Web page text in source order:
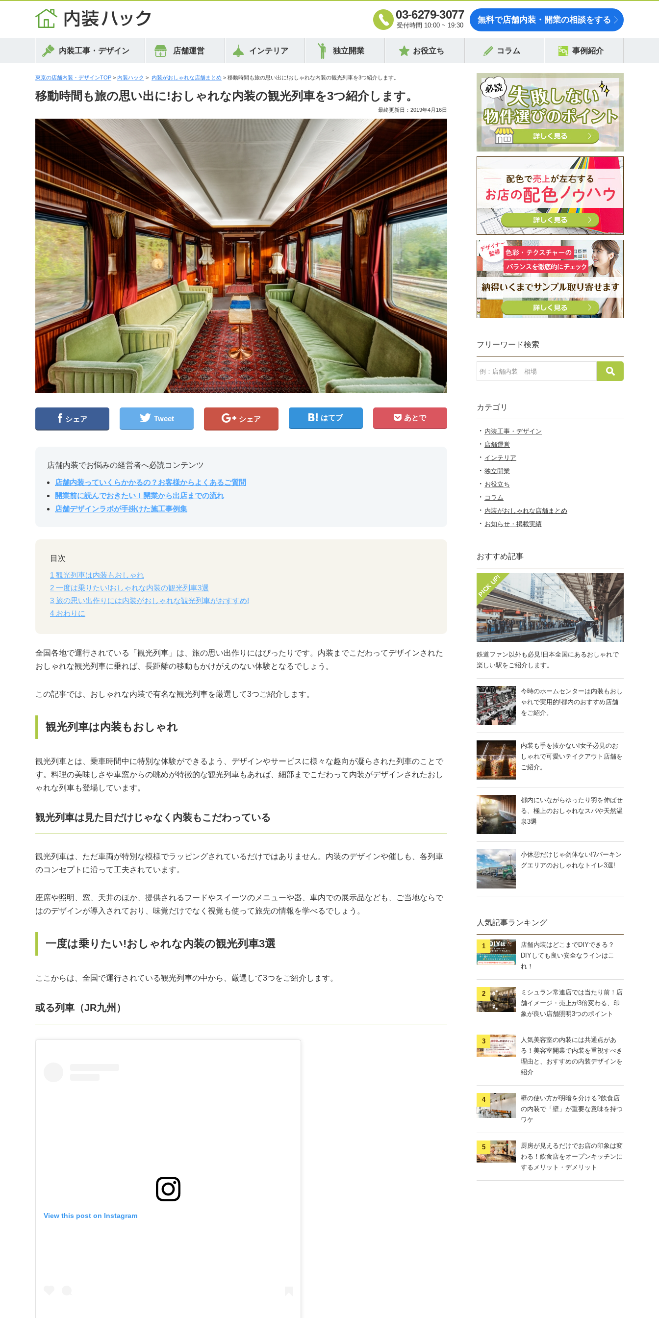
03-6279-3077
受付時間 10:00 ~ 19:30
無料で店舗内装・開業の相談をする
内装工事・デザイン 店舗運営 インテリア 独立開業 お役立ち コラム 事例紹介
東京の店舗内装・デザインTOP > 内装ハック > 内装がおしゃれな店舗まとめ > 移動時間も旅の思い出に!おしゃれな内装の観光列車を3つ紹介します。
移動時間も旅の思い出に!おしゃれな内装の観光列車を3つ紹介します。
最終更新日：2019年4月16日
シェア Tweet シェア はてブ あとで
店舗内装でお悩みの経営者へ必読コンテンツ
店舗内装っていくらかかるの？お客様からよくあるご質問
開業前に読んでおきたい！開業から出店までの流れ
店舗デザインラボが手掛けた施工事例集
目次
1 観光列車は内装もおしゃれ
2 一度は乗りたい!おしゃれな内装の観光列車3選
3 旅の思い出作りには内装がおしゃれな観光列車がおすすめ!
4 おわりに
全国各地で運行されている「観光列車」は、旅の思い出作りにはぴったりです。内装までこだわってデザインされた
おしゃれな観光列車に乗れば、長距離の移動もかけがえのない体験となるでしょう。
この記事では、おしゃれな内装で有名な観光列車を厳選して3つご紹介します。
観光列車は内装もおしゃれ
観光列車とは、乗車時間中に特別な体験ができるよう、デザインやサービスに様々な趣向が凝らされた列車のことで
す。料理の美味しさや車窓からの眺めが特徴的な観光列車もあれば、細部までこだわって内装がデザインされたおし
ゃれな列車も登場しています。
観光列車は見た目だけじゃなく内装もこだわっている
観光列車は、ただ車両が特別な模様でラッピングされているだけではありません。内装のデザインや催しも、各列車
のコンセプトに沿って工夫されています。
座席や照明、窓、天井のほか、提供されるフードやスイーツのメニューや器、車内での展示品なども、ご当地ならで
はのデザインが導入されており、味覚だけでなく視覚も使って旅先の情報を学べるでしょう。
一度は乗りたい!おしゃれな内装の観光列車3選
ここからは、全国で運行されている観光列車の中から、厳選して3つをご紹介します。
或る列車（JR九州）
View this post on Instagram
フリーワード検索
カテゴリ
内装工事・デザイン
店舗運営
インテリア
独立開業
お役立ち
コラム
内装がおしゃれな店舗まとめ
お知らせ・掲載実績
おすすめ記事
鉄道ファン以外も必見!日本全国にあるおしゃれで
楽しい駅をご紹介します。
今時のホームセンターは内装もおし
ゃれで実用的!都内のおすすめ店舗
をご紹介。
内装も手を抜かない!女子必見のお
しゃれで可愛いテイクアウト店舗を
ご紹介。
都内にいながらゆったり羽を伸ばせ
る、極上のおしゃれなスパや天然温
泉3選
小休憩だけじゃ勿体ない!?パーキン
グエリアのおしゃれなトイレ3選!
人気記事ランキング
店舗内装はどこまでDIYできる？
DIYしても良い安全なラインはこ
れ！
ミシュラン常連店では当たり前！店
舗イメージ・売上が3倍変わる、印
象が良い店舗照明3つのポイント
人気美容室の内装には共通点があ
る！美容室開業で内装を重視すべき
理由と、おすすめの内装デザインを
紹介
壁の使い方が明暗を分ける?飲食店
の内装で「壁」が重要な意味を持つ
ワケ
厨房が見えるだけでお店の印象は変
わる！飲食店をオープンキッチンに
するメリット・デメリット